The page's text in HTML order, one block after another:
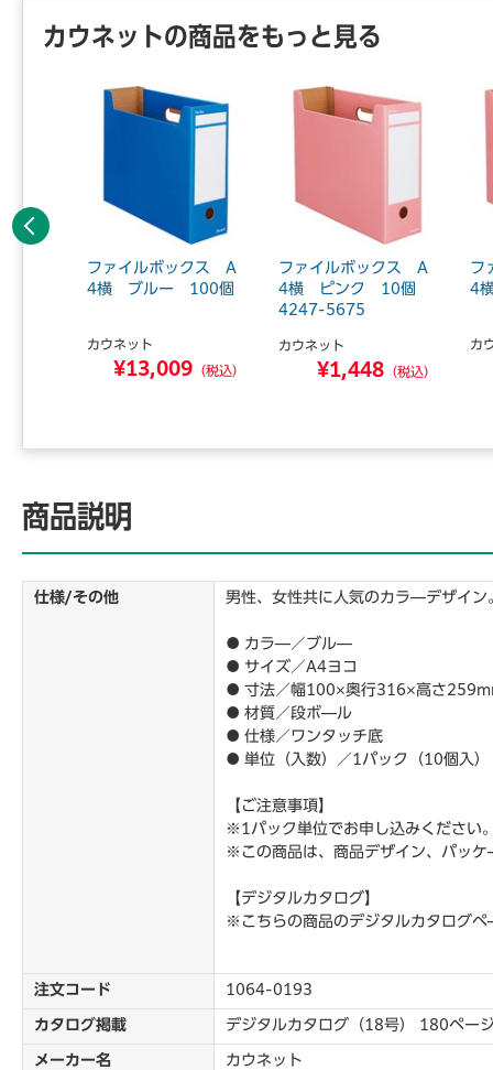
カウネットの商品をもっと見る
ファイルボックス A
4横 ブルー 100個
カウネット
¥13,009 （税込）
ファイルボックス A
4横 ピンク 10個
4247-5675
カウネット
¥1,448 （税込）
フ
4
カ
前へ
商品説明
仕様/その他 男性、女性共に人気のカラ―デザイン
● カラ―／ブル―
● サイズ／A4ヨコ
● 寸法／幅100×奥行316×高さ
● 材質／段ボ―ル
● 仕様／ワンタッチ底
● 単位（入数）／1パック（10個入）
【ご注意事項】
※1パック単位でお申し込みください
※この商品は、商品デザイン、パッ
【デジタルカタログ】
※こちらの商品のデジタルカタログ
注文コード 1064-0193
カタログ掲載 デジタルカタログ（18号） 180ペー
メーカー名 カウネット